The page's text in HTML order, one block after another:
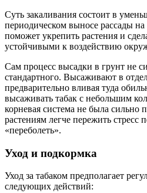
Суть закаливания состоит в
периодическом выносе рассады
поможет укрепить растения и
устойчивыми к воздействию
Сам процесс высадки в грунт не
стандартного. Высаживают в
предварительно вливая туда
высаживать табак с небольшим
корневая система не была сильно
растениям легче пережить стресс
«переболеть».
Уход и подкормка
Уход за табаком предполагает
следующих действий: